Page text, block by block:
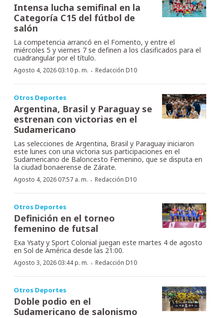
Intensa lucha semifinal en la
Categoría C15 del fútbol de
salón
La competencia arrancó en el Fomento, y entre el
miércoles 5 y viernes 7 se definen a los clasificados para el
cuadrangular por el título.
Agosto 4, 2026 03:10 p. m. · Redacción D10
Otros Deportes
Argentina, Brasil y Paraguay se
estrenan con victorias en el
Sudamericano
Las selecciones de Argentina, Brasil y Paraguay iniciaron
este lunes con una victoria sus participaciones en el
Sudamericano de Baloncesto Femenino, que se disputa en
la ciudad bonaerense de Zárate.
Agosto 4, 2026 07:57 a. m. · Redacción D10
Otros Deportes
Definición en el torneo
femenino de futsal
Exa Ysaty y Sport Colonial juegan este martes 4 de agosto
en Sol de América desde las 21:00.
Agosto 3, 2026 03:44 p. m. · Redacción D10
Otros Deportes
Doble podio en el
Sudamericano de salonismo